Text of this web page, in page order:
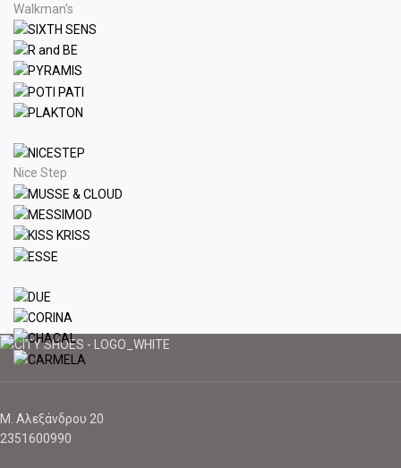
Walkman's
Nice Step
Μ. Αλεξάνδρου 20
2351600990